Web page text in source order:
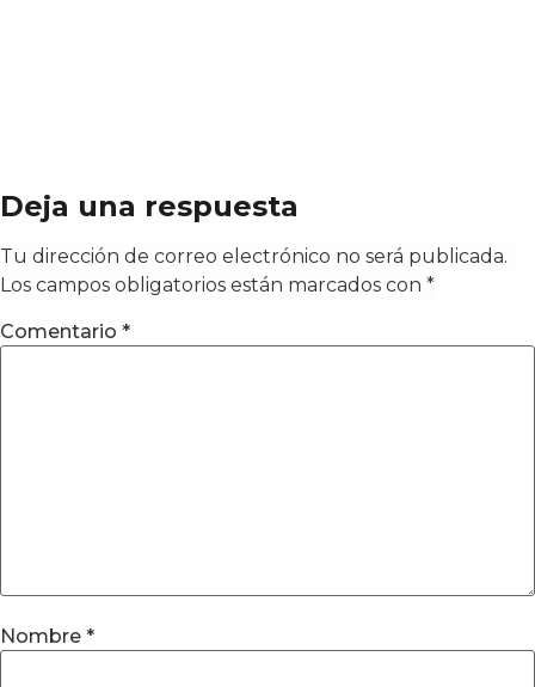
Deja una respuesta
Tu dirección de correo electrónico no será publicada.
Los campos obligatorios están marcados con *
Comentario *
Nombre *